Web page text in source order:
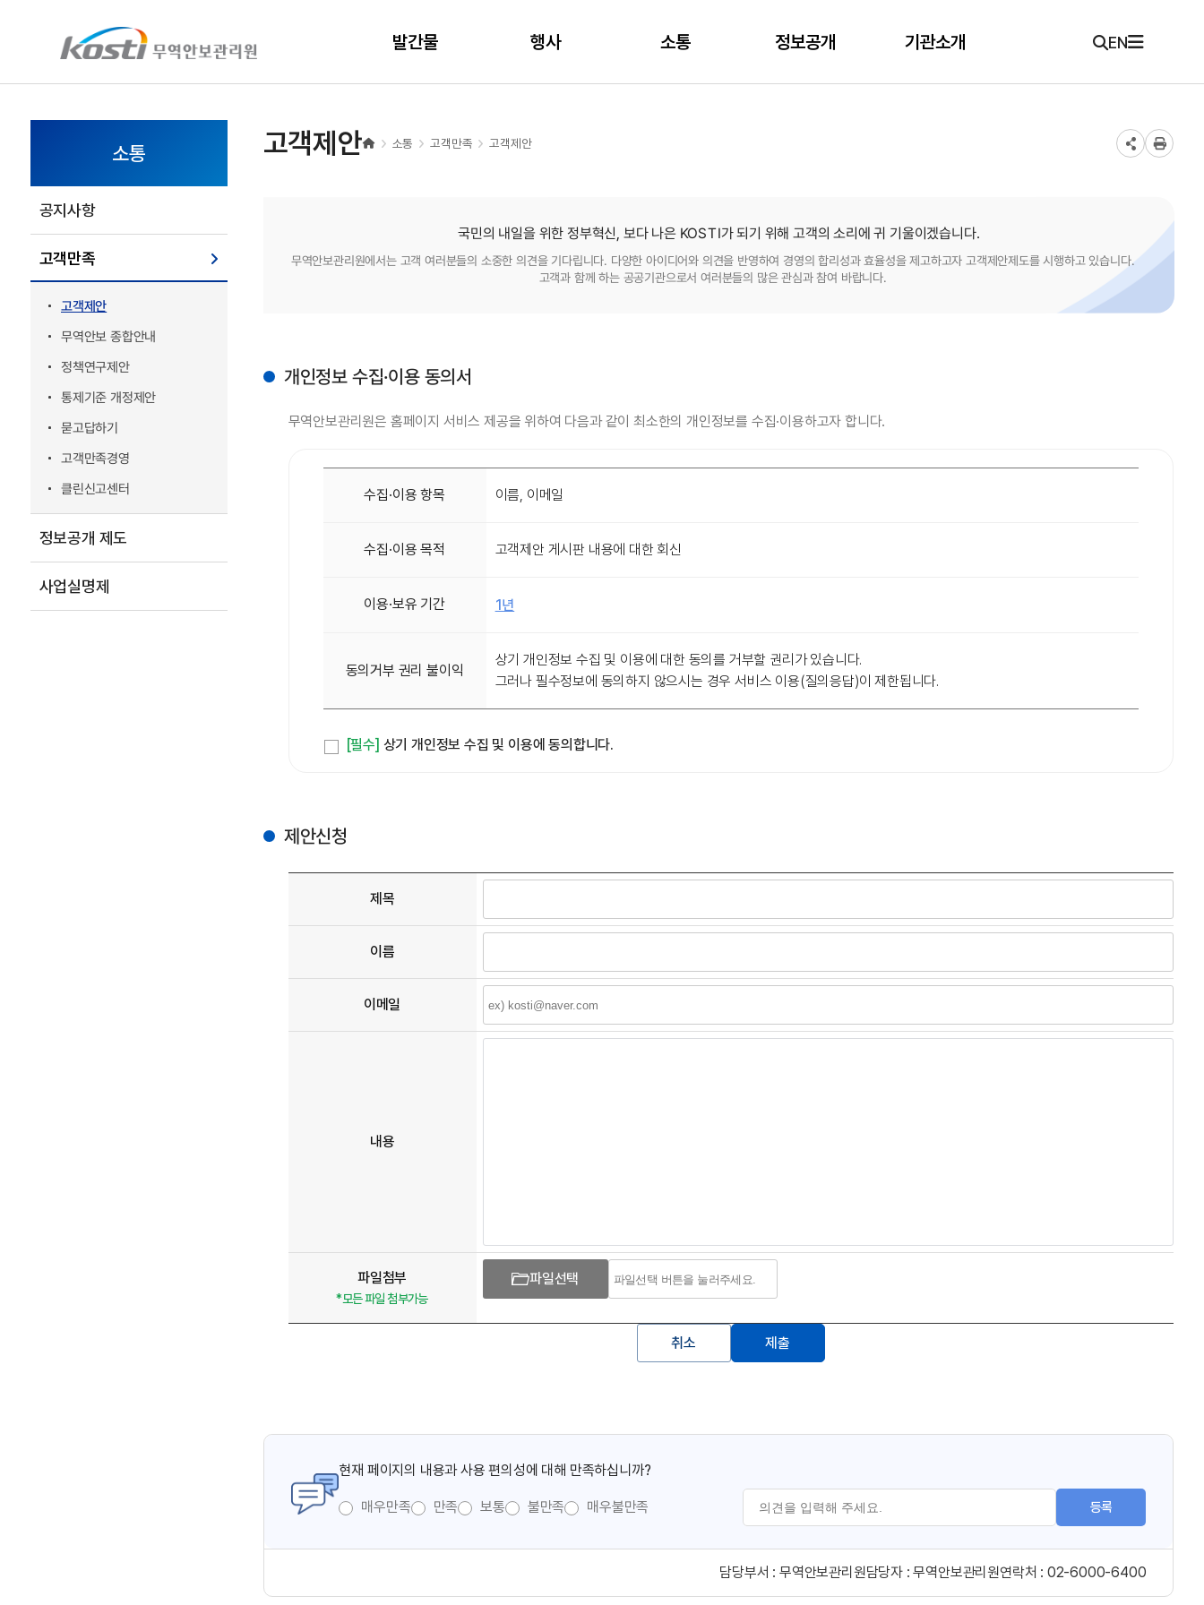
KOSTI 메인 페이지로 이동 발간물 행사 소통 정보공개 기관소개 EN
고객제안 소통 고객만족 고객제안
국민의 내일을 위한 정부혁신, 보다 나은 KOSTI가 되기 위해 고객의 소리에 귀 기울이겠습니다.
무역안보관리원에서는 고객 여러분들의 소중한 의견을 기다립니다. 다양한 아이디어와 의견을 반영하여 경영의 합리성과 효율성을 제고하고자 고객제안제도를 시행하고 있습니다.
고객과 함께 하는 공공기관으로서 여러분들의 많은 관심과 참여 바랍니다.
개인정보 수집·이용 동의서
무역안보관리원은 홈페이지 서비스 제공을 위하여 다음과 같이 최소한의 개인정보를 수집·이용하고자 합니다.
수집·이용 항목 이름, 이메일
수집·이용 목적 고객제안 게시판 내용에 대한 회신
이용·보유 기간 1년
동의거부 권리 불이익
상기 개인정보 수집 및 이용에 대한 동의를 거부할 권리가 있습니다.
그러나 필수정보에 동의하지 않으시는 경우 서비스 이용(질의응답)이 제한됩니다.
[필수] 상기 개인정보 수집 및 이용에 동의합니다.
제안신청
제목
이름
이메일
내용
파일첨부
*모든 파일 첨부가능
파일선택
취소 제출
소통
공지사항
고객만족
고객제안
무역안보 종합안내
정책연구제안
통제기준 개정제안
묻고답하기
고객만족경영
클린신고센터
정보공개 제도
사업실명제
현재 페이지의 내용과 사용 편의성에 대해 만족하십니까?
매우만족 만족 보통 불만족 매우불만족 등록
담당부서 : 무역안보관리원담당자 :무역안보관리원연락처 : 02-6000-6400